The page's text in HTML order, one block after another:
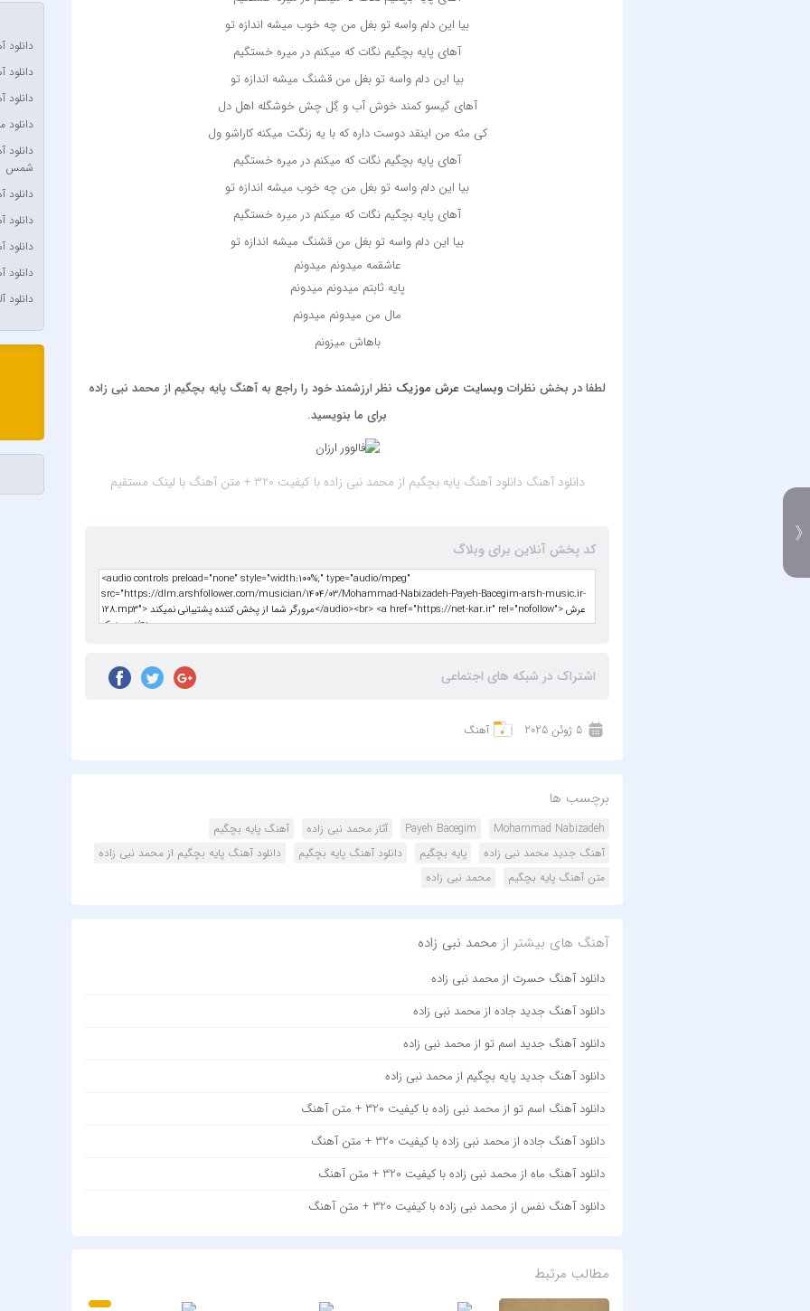
بیا این دلم واسه تو بغل من چه خوب میشه اندازه تو
آهای پایه بچگیم نگات که میکنم در میره خستگیم
بیا این دلم واسه تو بغل من قشنگ میشه اندازه تو
آهای گیسو کمند خوش آب و گِل چش خوشگله اهل دل
کی مثه من اینقد دوست داره که با یه زنگت میکنه کاراشو ول
آهای پایه بچگیم نگات که میکنم در میره خستگیم
بیا این دلم واسه تو بغل من چه خوب میشه اندازه تو
آهای پایه بچگیم نگات که میکنم در میره خستگیم
بیا این دلم واسه تو بغل من قشنگ میشه اندازه تو
عاشقمه میدونم میدونم
پایه ثابتم میدونم میدونم
مال من میدونم میدونم
باهاش میزونم
لطفا در بخش نظرات وبسایت عرش موزیک نظر ارزشمند خود را راجع به آهنگ پایه بچگیم از محمد نبی زاده
برای ما بنویسید.
دانلود آهنگ دانلود آهنگ پایه بچگیم از محمد نبی زاده با کیفیت 320 + متن آهنگ با لینک مستقیم
کد پخش آنلاین برای وبلاگ
اشتراک در شبکه های اجتماعی
5 ژوئن 2025 آهنگ
برچسب ها
Mohammad Nabizadeh
Payeh Bacegim آثار محمد نبی زاده
آهنگ پایه بچگیم
آهنگ جدید محمد نبی زاده
پایه بچگیم دانلود آهنگ پایه بچگیم
دانلود آهنگ پایه بچگیم از محمد نبی زاده
متن آهنگ پایه بچگیم
محمد نبی زاده
آهنگ های بیشتر از محمد نبی زاده
دانلود آهنگ حسرت از محمد نبی زاده
دانلود آهنگ جدید جاده از محمد نبی زاده
دانلود آهنگ جدید اسم تو از محمد نبی زاده
دانلود آهنگ جدید پایه بچگیم از محمد نبی زاده
دانلود آهنگ اسم تو از محمد نبی زاده با کیفیت 320 + متن آهنگ
دانلود آهنگ جاده از محمد نبی زاده با کیفیت 320 + متن آهنگ
دانلود آهنگ ماه از محمد نبی زاده با کیفیت 320 + متن آهنگ
دانلود آهنگ نفس از محمد نبی زاده با کیفیت 320 + متن آهنگ
مطالب مرتبط
&
Stan
Yengi
Max
دانلود
شمس
دانلود